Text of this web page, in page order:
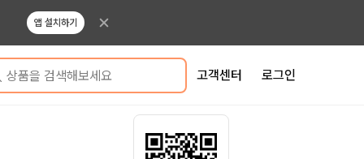
앱 설치하기
상품을 검색해보세요 고객센터 로그인